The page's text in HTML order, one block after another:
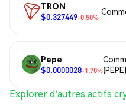
TRON
$0.327449-0.50%
Pepe
$0.0000028-1.70%(PEPE)
Explorer d'autres actifs